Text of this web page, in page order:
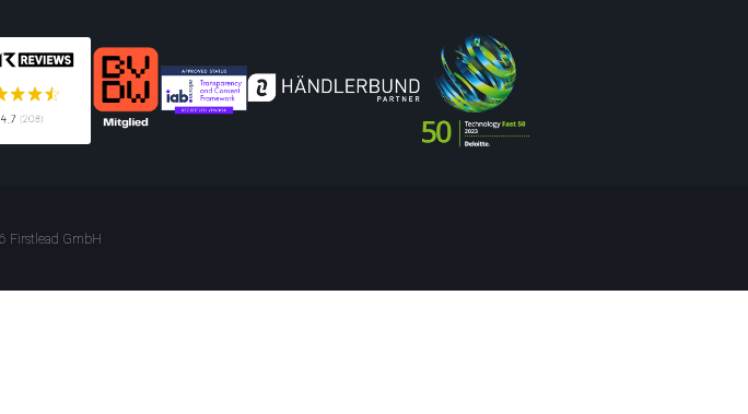
Firstlead GmbH